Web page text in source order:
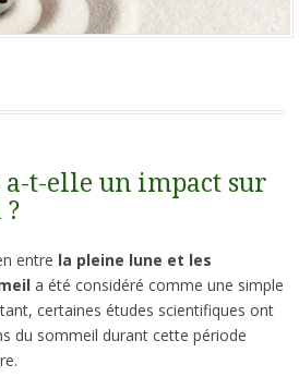
t-elle un impact sur
entre la pleine lune et les
a été considéré comme une simple
certaines études scientifiques ont
du sommeil durant cette période